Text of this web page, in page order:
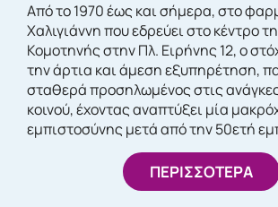
Από το 1970 έως και σήμερα, στο
Χαλιγιάννη που εδρεύει στο κέντρο
Κομοτηνής στην Πλ. Ειρήνης 12, ο
την άρτια και άμεση εξυπηρέτηση,
σταθερά προσηλωμένος στις
κοινού, έχοντας αναπτύξει μία
εμπιστοσύνης μετά από την 50ετή
ΠΕΡΙΣΣΟΤΕΡΑ